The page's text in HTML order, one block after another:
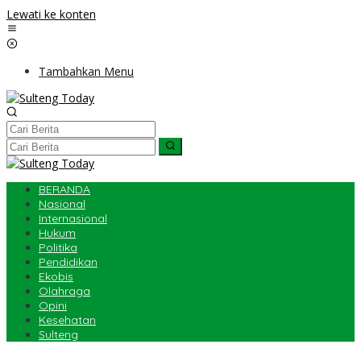
Lewati ke konten
Tambahkan Menu
BERANDA
Nasional
Internasional
Hukum
Politika
Pendidikan
Ekobis
Olahraga
Opini
Kesehatan
Sulteng